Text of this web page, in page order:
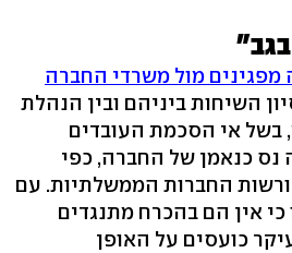
מפגינים מול משרדי החברה
השיחות ביניהם ובין הנהלת
אי הסכמת העובדים
נס כנאמן של החברה, כפי
החברות הממשלתיות. עם
אין הם בהכרח מתנגדים
כועסים על האופן